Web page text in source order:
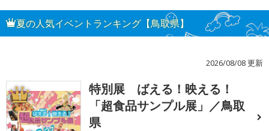
夏の人気イベントランキング【鳥取県】
2026/08/08 更新
1
特別展 ばえる！映える！
「超食品サンプル展」／鳥取
県